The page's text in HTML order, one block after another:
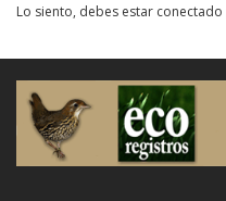
Lo siento, debes estar conectado